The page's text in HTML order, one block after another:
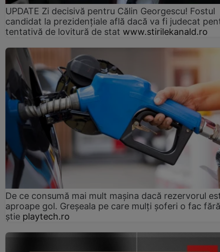
UPDATE Zi decisivă pentru Călin Georgescu! Fostul
candidat la prezidențiale află dacă va fi judecat
tentativă de lovitură de stat www.stirilekanald.ro
De ce consumă mai mult mașina dacă rezervorul
aproape gol. Greșeala pe care mulți șoferi o fac
știe playtech.ro